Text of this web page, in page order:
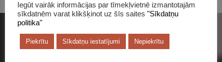
Iegūt vairāk informācijas par tīmekļvietnē izmantotajām
sīkdatnēm varat klikšķinot uz šīs saites "Sīkdatņu
politika"
Piekrītu Sīkdatņu iestatījumi Nepiekrītu